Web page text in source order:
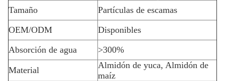
Tamaño
Partículas de escamas
OEM/ODM
Disponibles
Absorción de agua
>300%
Material
Almidón de yuca, Almidón de
maíz